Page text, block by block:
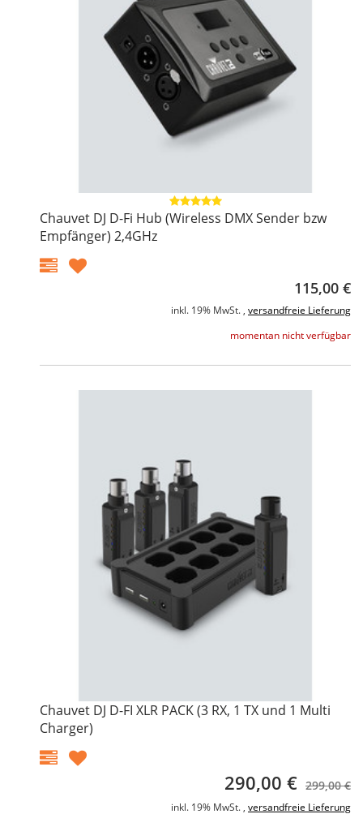
Chauvet DJ D-Fi Hub (Wireless DMX Sender bzw
Empfänger) 2,4GHz
115,00 €
inkl. 19% MwSt. , versandfreie Lieferung
momentan nicht verfügbar
Chauvet DJ D-FI XLR PACK (3 RX, 1 TX und 1 Multi
Charger)
290,00 € 299,00 €
inkl. 19% MwSt. , versandfreie Lieferung